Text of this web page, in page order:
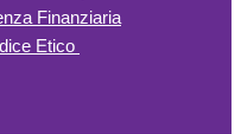
Finanziaria
Etico